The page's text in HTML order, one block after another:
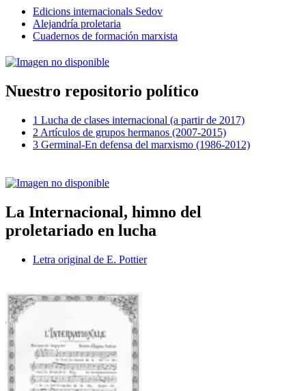
Edicions internacionals Sedov
Alejandría proletaria
Cuadernos de formación marxista
Nuestro repositorio político
1 Lucha de clases internacional (a partir de 2017)
2 Artículos de grupos hermanos (2007-2015)
3 Germinal-En defensa del marxismo (1986-2012)
La Internacional, himno del
proletariado en lucha
Letra original de E. Pottier